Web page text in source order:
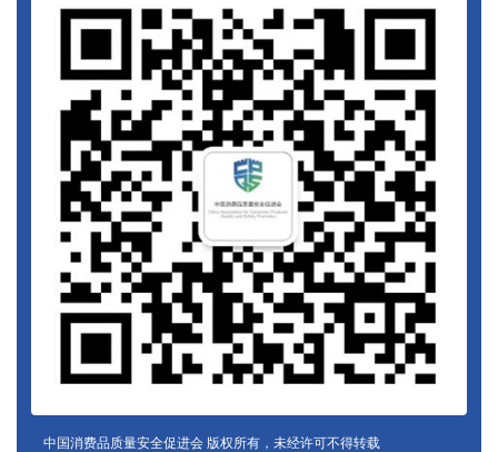
中国消费品质量安全促进会 版权所有，未经许可不得转载